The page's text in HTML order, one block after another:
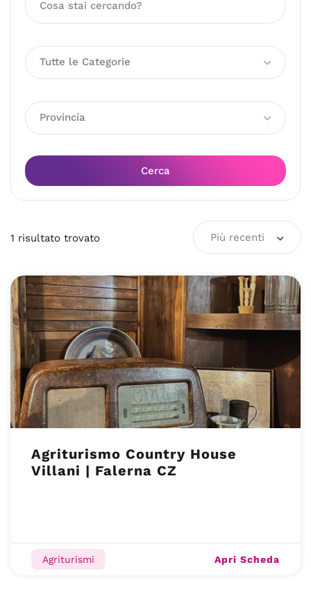
Tutte le Categorie
Provincia
Cerca
1 risultato trovato Più recenti
Agriturismo Country House
Villani | Falerna CZ
Agriturismi Apri Scheda